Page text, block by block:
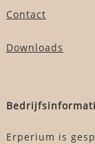
Contact
Downloads
Erperium is